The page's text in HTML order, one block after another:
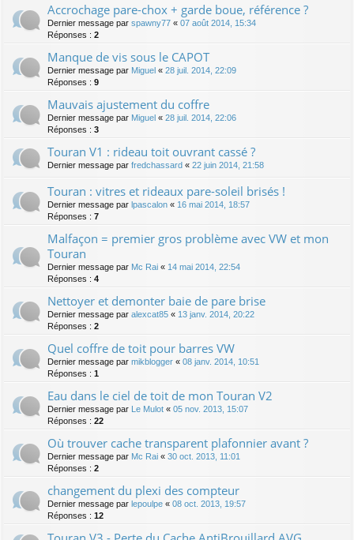
Accrochage pare-chox + garde boue, référence ?
Dernier message par spawny77 « 07 août 2014, 15:34
Réponses : 2
Manque de vis sous le CAPOT
Dernier message par Miguel « 28 juil. 2014, 22:09
Réponses : 9
Mauvais ajustement du coffre
Dernier message par Miguel « 28 juil. 2014, 22:06
Réponses : 3
Touran V1 : rideau toit ouvrant cassé ?
Dernier message par fredchassard « 22 juin 2014, 21:58
Touran : vitres et rideaux pare-soleil brisés !
Dernier message par lpascalon « 16 mai 2014, 18:57
Réponses : 7
Malfaçon = premier gros problème avec VW et mon
Touran
Dernier message par Mc Rai « 14 mai 2014, 22:54
Réponses : 4
Nettoyer et demonter baie de pare brise
Dernier message par alexcat85 « 13 janv. 2014, 20:22
Réponses : 2
Quel coffre de toit pour barres VW
Dernier message par mikblogger « 08 janv. 2014, 10:51
Réponses : 1
Eau dans le ciel de toit de mon Touran V2
Dernier message par Le Mulot « 05 nov. 2013, 15:07
Réponses : 22
Où trouver cache transparent plafonnier avant ?
Dernier message par Mc Rai « 30 oct. 2013, 11:01
Réponses : 2
changement du plexi des compteur
Dernier message par lepoulpe « 08 oct. 2013, 19:57
Réponses : 12